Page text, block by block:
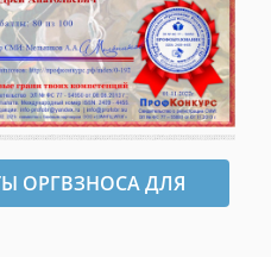
ОРГВЗНОСА ДЛЯ